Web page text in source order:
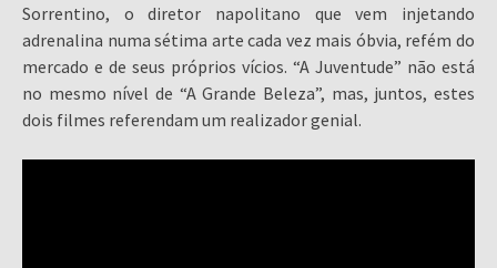
Sorrentino, o diretor napolitano que vem injetando
adrenalina numa sétima arte cada vez mais óbvia, refém do
mercado e de seus próprios vícios. “A Juventude” não está
no mesmo nível de “A Grande Beleza”, mas, juntos, estes
dois filmes referendam um realizador genial.